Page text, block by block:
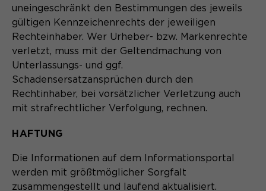
uneingeschränkt den Bestimmungen des jeweils
gültigen Kennzeichenrechts der jeweiligen
Rechteinhaber. Wer Urheber- bzw. Markenrechte
verletzt, muss mit der Geltendmachung von
Unterlassungs- und ggf.
Schadensersatzansprüchen durch den
Rechtinhaber, bei vorsätzlicher Verletzung auch
mit strafrechtlicher Verfolgung, rechnen.
HAFTUNG
Die Informationen auf dem Informationsportal
werden mit größtmöglicher Sorgfalt
zusammengestellt und laufend aktualisiert.
Name
Anbieter Session-Cookies
Laufzeit
Der Session Cookie wird beim
Schließen des Browsers wieder
gelöscht.
Zweck
Laufzeit 6 Monate
Zweck
Speichert Zuordnungsinformationen
(der Referrer, der den Besucher auf
die Website gebracht hat).
Name _pk_ses.*
Anbieter